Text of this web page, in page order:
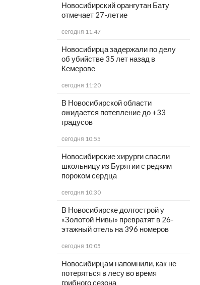
Новосибирский орангутан Бату
отмечает 27-летие
сегодня 11:47
Новосибирца задержали по делу
об убийстве 35 лет назад в
Кемерове
сегодня 11:20
В Новосибирской области
ожидается потепление до +33
градусов
сегодня 10:55
Новосибирские хирурги спасли
школьницу из Бурятии с редким
пороком сердца
сегодня 10:30
В Новосибирске долгострой у
«Золотой Нивы» превратят в 26-
этажный отель на 396 номеров
сегодня 10:05
Новосибирцам напомнили, как не
потеряться в лесу во время
грибного сезона